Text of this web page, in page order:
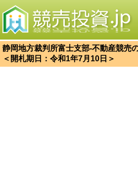
静岡地方裁判所富士支部-不動産競売
＜開札期日：令和1年7月10日＞